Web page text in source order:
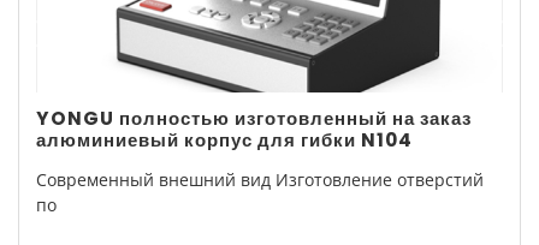
YONGU полностью изготовленный на заказ
алюминиевый корпус для гибки N104
Современный внешний вид Изготовление отверстий
по